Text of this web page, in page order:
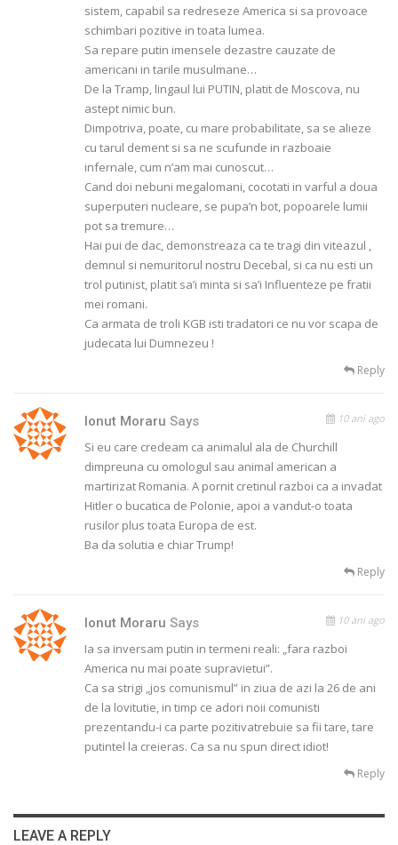
sistem, capabil sa redreseze America si sa provoace
schimbari pozitive in toata lumea.
Sa repare putin imensele dezastre cauzate de
americani in tarile musulmane…
De la Tramp, lingaul lui PUTIN, platit de Moscova, nu
astept nimic bun.
Dimpotriva, poate, cu mare probabilitate, sa se alieze
cu tarul dement si sa ne scufunde in razboaie
infernale, cum n’am mai cunoscut…
Cand doi nebuni megalomani, cocotati in varful a doua
superputeri nucleare, se pupa’n bot, popoarele lumii
pot sa tremure…
Hai pui de dac, demonstreaza ca te tragi din viteazul ,
demnul si nemuritorul nostru Decebal, si ca nu esti un
trol putinist, platit sa’i minta si sa’i Influenteze pe fratii
mei romani.
Ca armata de troli KGB isti tradatori ce nu vor scapa de
judecata lui Dumnezeu !
Reply
Ionut Moraru Says 10 ani ago
Si eu care credeam ca animalul ala de Churchill
dimpreuna cu omologul sau animal american a
martirizat Romania. A pornit cretinul razboi ca a invadat
Hitler o bucatica de Polonie, apoi a vandut-o toata
rusilor plus toata Europa de est.
Ba da solutia e chiar Trump!
Reply
Ionut Moraru Says 10 ani ago
Ia sa inversam putin in termeni reali: „fara razboi
America nu mai poate supravietui”.
Ca sa strigi „jos comunismul” in ziua de azi la 26 de ani
de la lovitutie, in timp ce adori noii comunisti
prezentandu-i ca parte pozitivatrebuie sa fii tare, tare
putintel la creieras. Ca sa nu spun direct idiot!
Reply
LEAVE A REPLY